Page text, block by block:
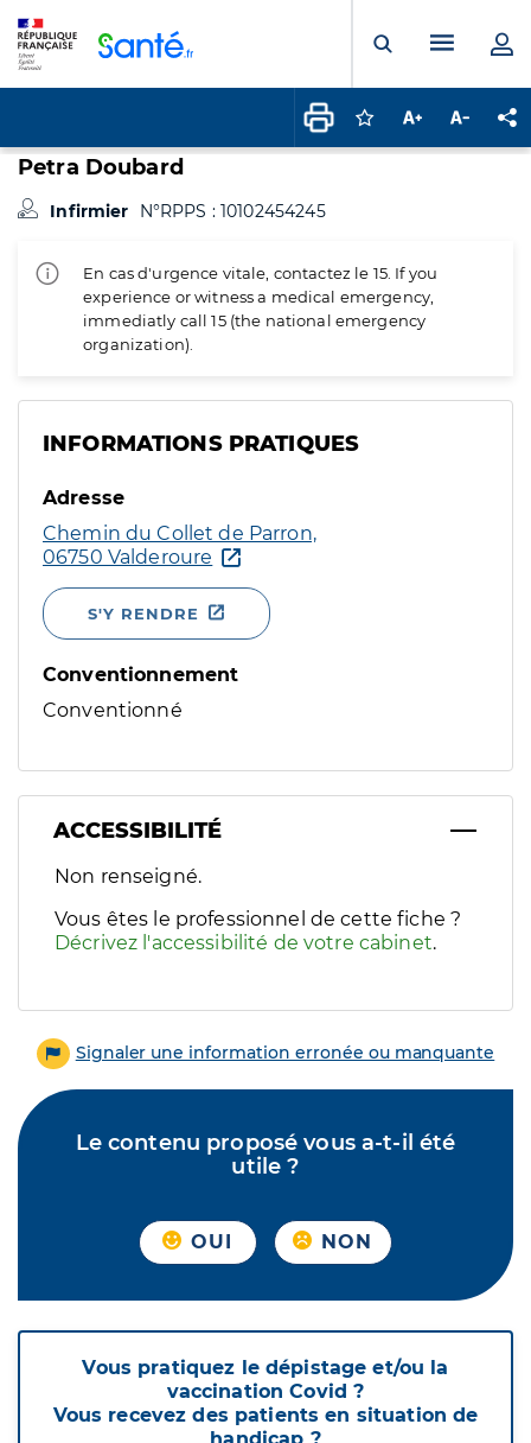
Ouvrir laMenu
Connectez-vous
Augmenter la
Petra Doubard
Infirmier N°RPPS : 10102454245
En cas d'urgence vitale, contactez le 15. If you
experience or witness a medical emergency,
immediatly call 15 (the national emergency
organization).
INFORMATIONS PRATIQUES
Adresse
Chemin du Collet de Parron,
06750 Valderoure
S'Y RENDRE
Conventionnement
Conventionné
ACCESSIBILITÉ
Filtres
Sélectionnez un ou plusieurs handicaps/besoins
Non renseigné.
Vous êtes le professionnel de cette fiche ?
Décrivez l'accessibilité de votre cabinet.
Signaler une information erronée ou manquante
Le contenu proposé vous a-t-il été
utile ?
OUI NON
Vous pratiquez le dépistage et/ou la
vaccination Covid ?
Vous recevez des patients en situation de